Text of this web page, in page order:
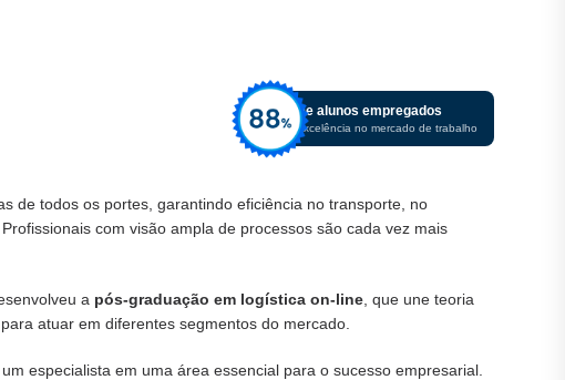
De alunos empregados
Excelência no mercado de trabalho
de todos os portes, garantindo eficiência no transporte, no
com visão ampla de processos são cada vez mais
a pós-graduação em logística on-line , que une teoria
atuar em diferentes segmentos do mercado.
especialista em uma área essencial para o sucesso empresarial.